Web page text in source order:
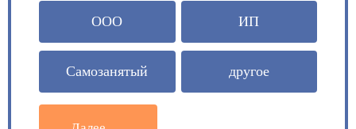
ООО ИП
Самозанятый другое